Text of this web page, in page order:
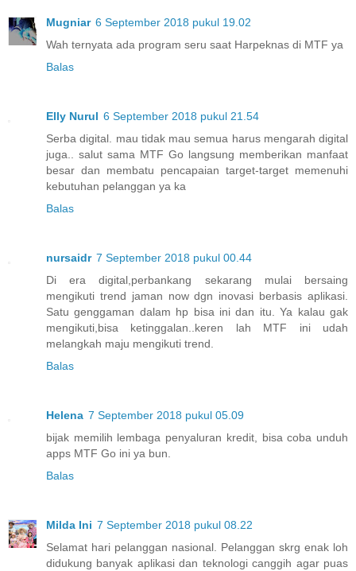
Mugniar 6 September 2018 pukul 19.02
Wah ternyata ada program seru saat Harpeknas di MTF ya
Balas
Elly Nurul 6 September 2018 pukul 21.54
Serba digital. mau tidak mau semua harus mengarah digital
juga.. salut sama MTF Go langsung memberikan manfaat
besar dan membatu pencapaian target-target memenuhi
kebutuhan pelanggan ya ka
Balas
nursaidr 7 September 2018 pukul 00.44
Di era digital,perbankang sekarang mulai bersaing
mengikuti trend jaman now dgn inovasi berbasis aplikasi.
Satu genggaman dalam hp bisa ini dan itu. Ya kalau gak
mengikuti,bisa ketinggalan..keren lah MTF ini udah
melangkah maju mengikuti trend.
Balas
Helena 7 September 2018 pukul 05.09
bijak memilih lembaga penyaluran kredit, bisa coba unduh
apps MTF Go ini ya bun.
Balas
Milda Ini 7 September 2018 pukul 08.22
Selamat hari pelanggan nasional. Pelanggan skrg enak loh
didukung banyak aplikasi dan teknologi canggih agar puas